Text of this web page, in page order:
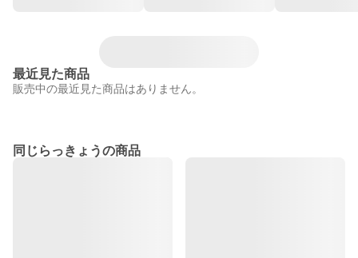
最近見た商品
販売中の最近見た商品はありません。
同じらっきょうの商品